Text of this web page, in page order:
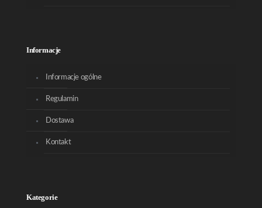
Informacje
Informacje ogólne
Regulamin
Dostawa
Kontakt
Kategorie